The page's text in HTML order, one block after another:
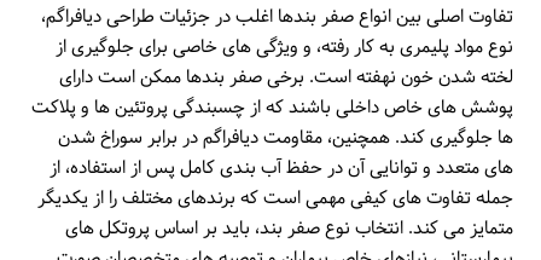
تفاوت اصلی بین انواع صفر بندها اغلب در جزئیات طراحی دیافراگم،
نوع مواد پلیمری به کار رفته، و ویژگی های خاصی برای جلوگیری از
لخته شدن خون نهفته است. برخی صفر بندها ممکن است دارای
پوشش های خاص داخلی باشند که از چسبندگی پروتئین ها و پلاکت
ها جلوگیری کند. همچنین، مقاومت دیافراگم در برابر سوراخ شدن
های متعدد و توانایی آن در حفظ آب بندی کامل پس از استفاده، از
جمله تفاوت های کیفی مهمی است که برندهای مختلف را از یکدیگر
متمایز می کند. انتخاب نوع صفر بند، باید بر اساس پروتکل های